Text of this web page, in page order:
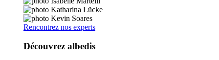
Rencontrez nos experts
Découvrez albedis